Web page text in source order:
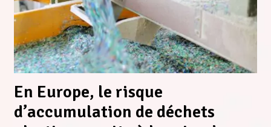
En Europe, le risque
d’accumulation de déchets